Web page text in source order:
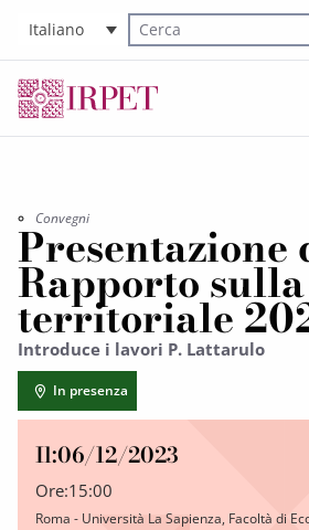
Italiano
Cerca nel sito
Convegni
Presentazione
Rapporto
territoriale
Introduce i lavori P. Lattarulo
In presenza
Il:06/12/2023
Ore:15:00
Roma - Università La Sapienza, Facoltà di